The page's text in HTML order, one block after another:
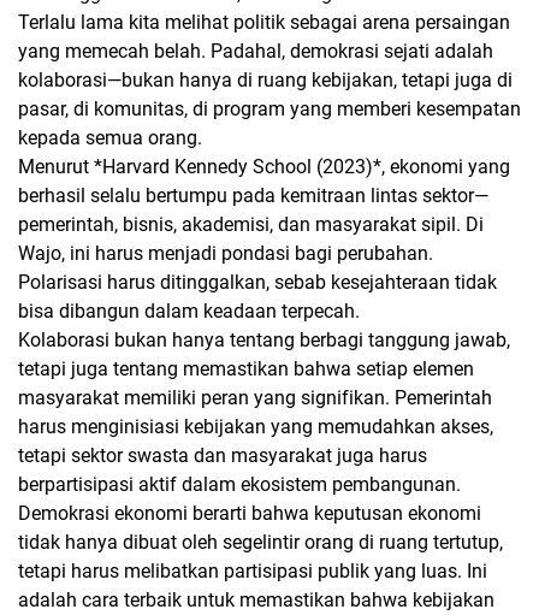
Terlalu lama kita melihat politik sebagai arena persaingan
yang memecah belah. Padahal, demokrasi sejati adalah
kolaborasi—bukan hanya di ruang kebijakan, tetapi juga di
pasar, di komunitas, di program yang memberi kesempatan
kepada semua orang.
Menurut *Harvard Kennedy School (2023)*, ekonomi yang
berhasil selalu bertumpu pada kemitraan lintas sektor—
pemerintah, bisnis, akademisi, dan masyarakat sipil. Di
Wajo, ini harus menjadi pondasi bagi perubahan.
Polarisasi harus ditinggalkan, sebab kesejahteraan tidak
bisa dibangun dalam keadaan terpecah.
Kolaborasi bukan hanya tentang berbagi tanggung jawab,
tetapi juga tentang memastikan bahwa setiap elemen
masyarakat memiliki peran yang signifikan. Pemerintah
harus menginisiasi kebijakan yang memudahkan akses,
tetapi sektor swasta dan masyarakat juga harus
berpartisipasi aktif dalam ekosistem pembangunan.
Demokrasi ekonomi berarti bahwa keputusan ekonomi
tidak hanya dibuat oleh segelintir orang di ruang tertutup,
tetapi harus melibatkan partisipasi publik yang luas. Ini
adalah cara terbaik untuk memastikan bahwa kebijakan